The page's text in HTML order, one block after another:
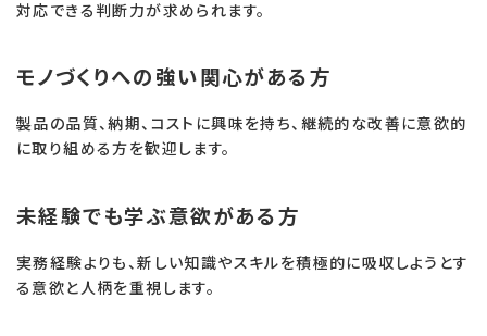
対応できる判断力が求められます。
モノづくりへの強い関心がある方
製品の品質、納期、コストに興味を持ち、継続的な改善に意欲的
に取り組める方を歓迎します。
未経験でも学ぶ意欲がある方
実務経験よりも、新しい知識やスキルを積極的に吸収しようとす
る意欲と人柄を重視します。